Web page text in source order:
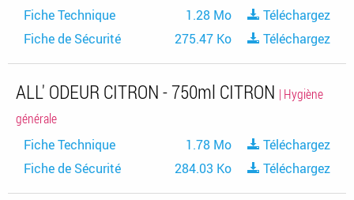
Fiche Technique
1.28 Mo
Téléchargez
Fiche de Sécurité
275.47 Ko Téléchargez
ALL' ODEUR CITRON - 750ml CITRON | Hygiène
générale
Fiche Technique
1.78 Mo
Téléchargez
Fiche de Sécurité
284.03 Ko Téléchargez